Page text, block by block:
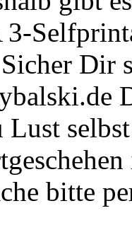
3-
Dir
Lust
bitte